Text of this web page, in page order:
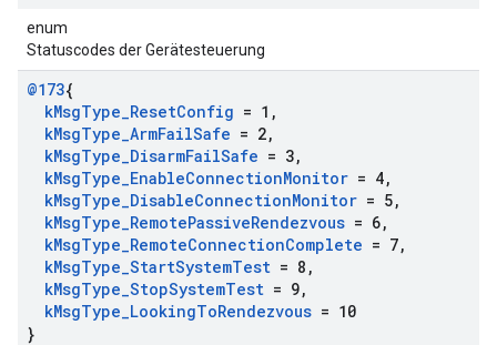
enum
Statuscodes der Gerätesteuerung
@173{
kMsgType_ResetConfig = 1 ,
kMsgType_ArmFailSafe = 2,
kMsgType_DisarmFailSafe = 3,
kMsgType_EnableConnectionMonitor = 4,
kMsgType_DisableConnectionMonitor = 5,
kMsgType_RemotePassiveRendezvous = 6,
kMsgType_RemoteConnectionComplete = 7,
kMsgType_StartSystemTest = 8 ,
kMsgType_StopSystemTest = 9,
kMsgType_LookingToRendezvous = 10
}